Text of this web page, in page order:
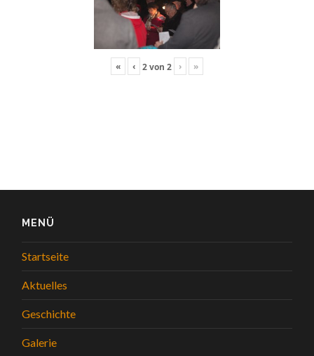
« ‹ 2von 2 › »
MENÜ
Startseite
Aktuelles
Geschichte
Galerie